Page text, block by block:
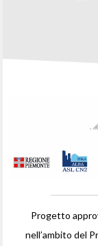
Progetto
nell’ambito del